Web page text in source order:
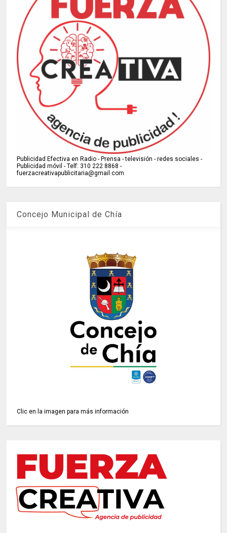
Publicidad Efectiva en Radio - Prensa - televisión - redes sociales -
Publicidad móvil - Telf: 310 222 8868 -
fuerzacreativapublicitaria@gmail.com
Concejo Municipal de Chía
Clic en la imagen para más información